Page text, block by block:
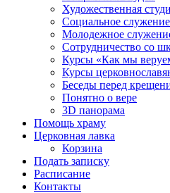
Х​удожественная
Социальное служение
Молодежное
Сотрудничество со
Курсы «Как мы
Курсы
Беседы перед
Понятно о вере
3D панорама
Помощь храму
Церковная лавка
Корзина
Подать записку
Расписание
Контакты